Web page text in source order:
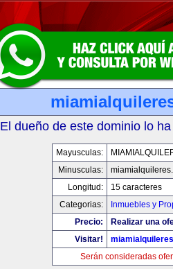
El dueño de este dominio lo
Mayusculas:
Minusculas:
Longitud:
15 caracteres
Categorias:
Inmuebles y
Precio:
Realizar una
Visitar!
Serán consideradas